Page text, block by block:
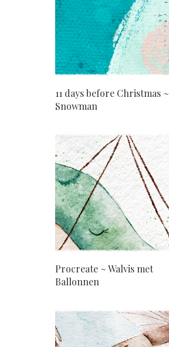
11 days before Christmas ~
Snowman
Procreate ~ Walvis met
Ballonnen